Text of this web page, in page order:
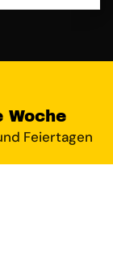
Woche
Feiertagen